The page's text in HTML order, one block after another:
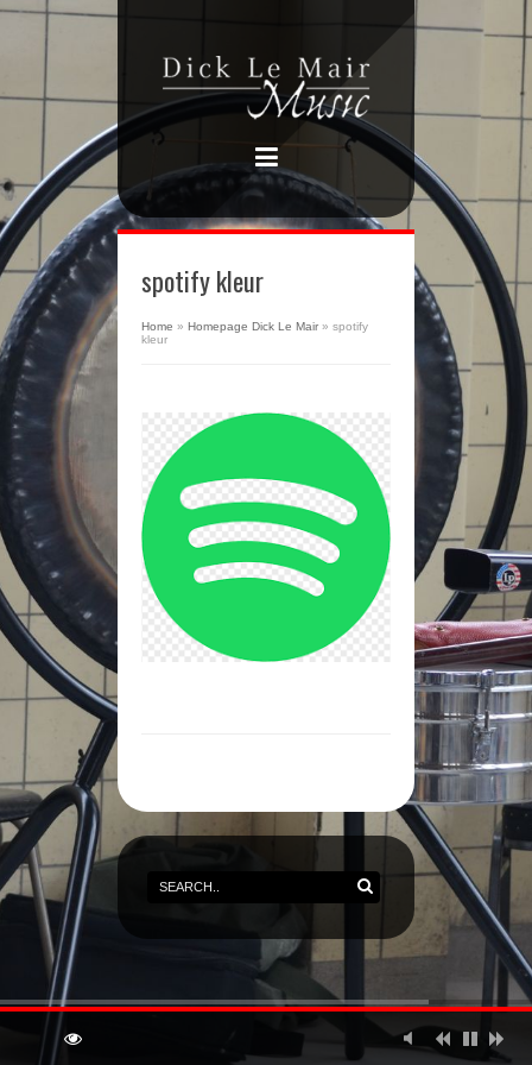
spotify kleur
Home » Homepage Dick Le Mair » spotify
kleur